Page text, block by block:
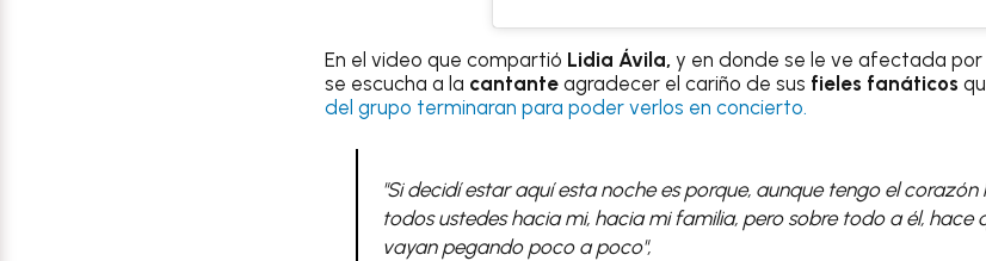
En el video que compartió Lidia Ávila, y en donde se le ve afectada por
se escucha a la cantante agradecer el cariño de sus fieles fanáticos
del grupo terminaran para poder verlos en concierto.
"Si decidí estar aquí esta noche es porque, aunque tengo el
todos ustedes hacia mi, hacia mi familia, pero sobre todo a él, hace
vayan pegando poco a poco",